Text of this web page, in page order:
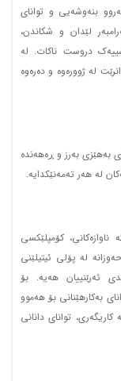
بنەوشەیی و توانای
لێدان و شکاندن،
دروست ناکات. لە
لە ژوورەوە و دەرەوە
بەهێزی بەرز و ڕەهەندە
لە هەر تەمەنێکدایە.
ناوازەکانی، کۆمپلێکسی
لە پۆلی ئیتیلێنی
ئەرێنییان هەیە. بۆ
بەکارهێنانی بۆ هەموو
توانای دانانی